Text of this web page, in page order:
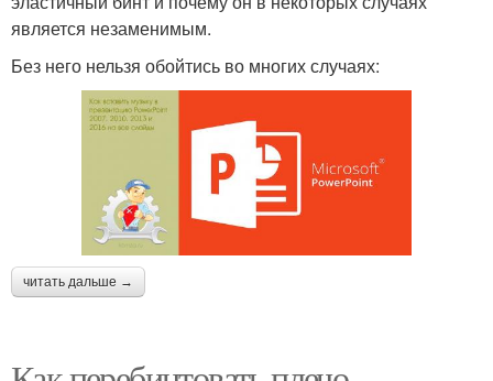
является незаменимым.
Без него нельзя обойтись во многих случаях:
читать дальше →